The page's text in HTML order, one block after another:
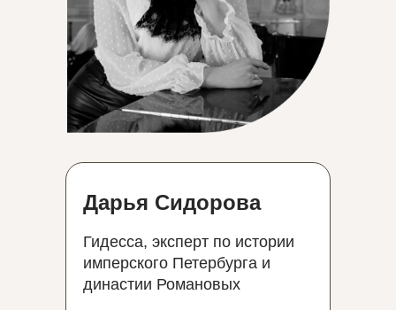
Гидесса, эксперт по истории
имперского Петербурга и
династии Романовых
Дарья Сидорова